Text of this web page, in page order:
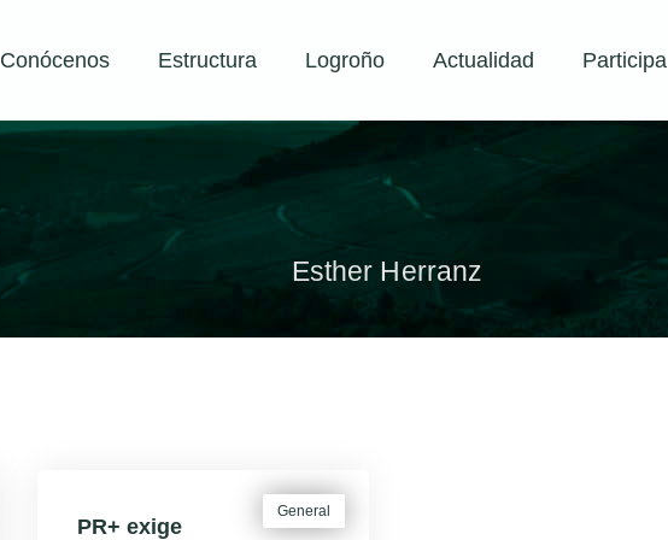
Conócenos Estructura Logroño Actualidad Participa
Esther Herranz
General
PR+ exige